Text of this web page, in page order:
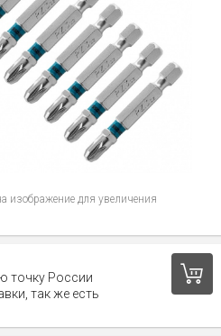
изображение для увеличения
точку России
так же есть